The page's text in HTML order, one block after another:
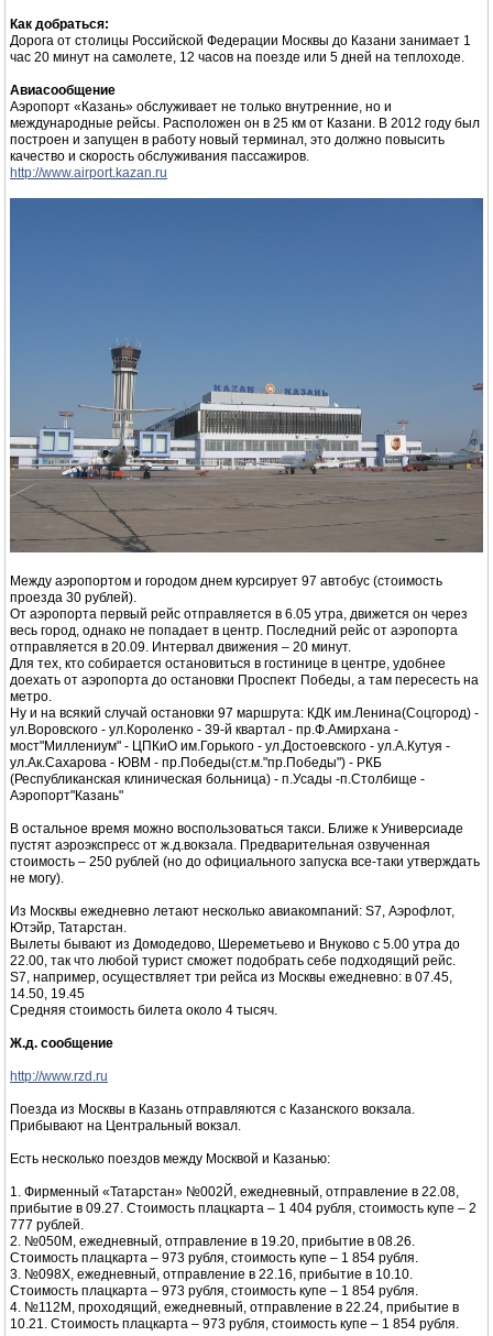
Как добраться:
Дорога от столицы Российской Федерации Москвы до Казани занимает 1
час 20 минут на самолете, 12 часов на поезде или 5 дней на теплоходе.
Авиасообщение
Аэропорт «Казань» обслуживает не только внутренние, но и
международные рейсы. Расположен он в 25 км от Казани. В 2012 году был
построен и запущен в работу новый терминал, это должно повысить
качество и скорость обслуживания пассажиров.
http://www.airport.kazan.ru
Между аэропортом и городом днем курсирует 97 автобус (стоимость
проезда 30 рублей).
От аэропорта первый рейс отправляется в 6.05 утра, движется он через
весь город, однако не попадает в центр. Последний рейс от аэропорта
отправляется в 20.09. Интервал движения – 20 минут.
Для тех, кто собирается остановиться в гостинице в центре, удобнее
доехать от аэропорта до остановки Проспект Победы, а там пересесть на
метро.
Ну и на всякий случай остановки 97 маршрута: КДК им.Ленина(Соцгород) -
ул.Воровского - ул.Короленко - 39-й квартал - пр.Ф.Амирхана -
мост"Миллениум" - ЦПКиО им.Горького - ул.Достоевского - ул.А.Кутуя -
ул.Ак.Сахарова - ЮВМ - пр.Победы(ст.м."пр.Победы") - РКБ
(Республиканская клиническая больница) - п.Усады -п.Столбище -
Аэропорт"Казань"
В остальное время можно воспользоваться такси. Ближе к Универсиаде
пустят аэроэкспресс от ж.д.вокзала. Предварительная озвученная
стоимость – 250 рублей (но до официального запуска все-таки утверждать
не могу).
Из Москвы ежедневно летают несколько авиакомпаний: S7, Аэрофлот,
Ютэйр, Татарстан.
Вылеты бывают из Домодедово, Шереметьево и Внуково с 5.00 утра до
22.00, так что любой турист сможет подобрать себе подходящий рейс.
S7, например, осуществляет три рейса из Москвы ежедневно: в 07.45,
14.50, 19.45
Средняя стоимость билета около 4 тысяч.
Ж.д. сообщение
http://www.rzd.ru
Поезда из Москвы в Казань отправляются с Казанского вокзала.
Прибывают на Центральный вокзал.
Есть несколько поездов между Москвой и Казанью:
1. Фирменный «Татарстан» №002Й, ежедневный, отправление в 22.08,
прибытие в 09.27. Стоимость плацкарта – 1 404 рубля, стоимость купе – 2
777 рублей.
2. №050М, ежедневный, отправление в 19.20, прибытие в 08.26.
Стоимость плацкарта – 973 рубля, стоимость купе – 1 854 рубля.
3. №098Х, ежедневный, отправление в 22.16, прибытие в 10.10.
Стоимость плацкарта – 973 рубля, стоимость купе – 1 854 рубля.
4. №112М, проходящий, ежедневный, отправление в 22.24, прибытие в
10.21. Стоимость плацкарта – 973 рубля, стоимость купе – 1 854 рубля.